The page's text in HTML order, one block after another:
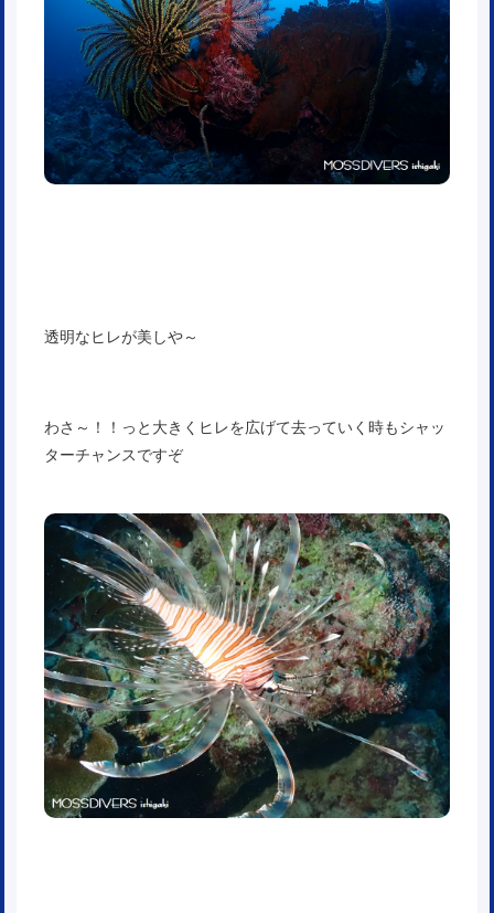
透明なヒレが美しや～
わさ～！！っと大きくヒレを広げて去っていく時もシャッ
ターチャンスですぞ